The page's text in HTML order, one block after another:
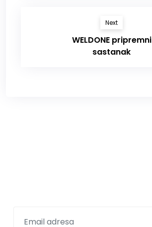
Next
WELDONE pripremni
sastanak